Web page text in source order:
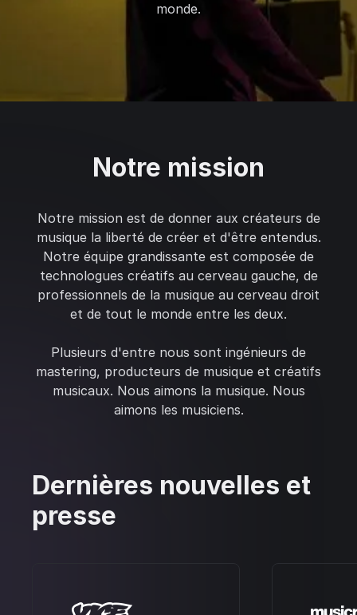
monde.
Notre mission
Notre mission est de donner aux créateurs de
musique la liberté de créer et d'être entendus.
Notre équipe grandissante est composée de
technologues créatifs au cerveau gauche, de
professionnels de la musique au cerveau droit
et de tout le monde entre les deux.
Plusieurs d'entre nous sont ingénieurs de
mastering, producteurs de musique et créatifs
musicaux. Nous aimons la musique. Nous
aimons les musiciens.
Dernières nouvelles et
presse